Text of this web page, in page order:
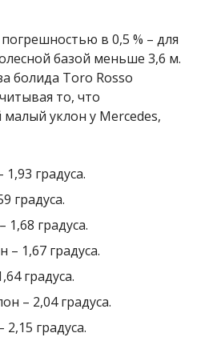
в 0,5 % – для
базой меньше 3,6 м.
болида Toro Rosso
то, что
уклон у Mercedes,
градуса.
градуса.
градуса.
1,67 градуса.
градуса.
– 2,04 градуса.
градуса.